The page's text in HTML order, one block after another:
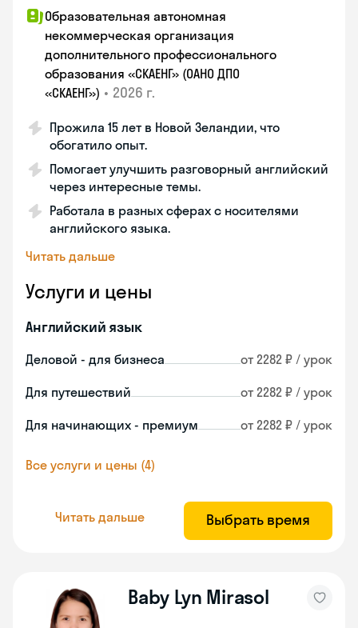
Образовательная автономная
некоммерческая организация
дополнительного профессионального
образования «СКАЕНГ» (ОАНО ДПО
«СКАЕНГ») • 2026 г.
Прожила 15 лет в Новой Зеландии, что
обогатило опыт.
Помогает улучшить разговорный английский
через интересные темы.
Работала в разных сферах с носителями
английского языка.
Читать дальше
Услуги и цены
Английский язык
Деловой - для бизнеса от 2282 ₽ / урок
Для путешествий от 2282 ₽ / урок
Для начинающих - премиум от 2282 ₽ / урок
Все услуги и цены (4)
Читать дальше Выбрать время
Baby Lyn Mirasol